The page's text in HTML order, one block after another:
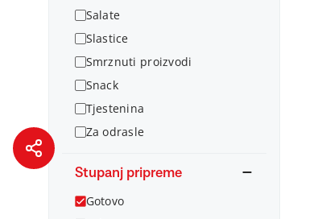
Salate
Slastice
Smrznuti proizvodi
Snack
Tjestenina
Za odrasle
Stupanj pripreme
Gotovo